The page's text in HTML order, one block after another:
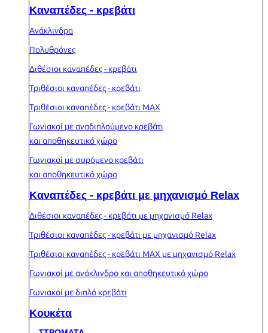
Καναπέδες - κρεβάτι
Ανάκλινδρα
Πολυθρόνες
Διθέσιοι καναπέδες - κρεβάτι
Τριθέσιοι καναπέδες - κρεβάτι
Τριθέσιοι καναπέδες - κρεβάτι MAX
Γωνιακοί με αναδιπλούμενο κρεβάτι
και αποθηκευτικό χώρο
Γωνιακοί με συρόμενο κρεβάτι
και αποθηκευτικό χώρο
Καναπέδες - κρεβάτι με μηχανισμό Relax
Διθέσιοι καναπέδες - κρεβάτι με μηχανισμό Relax
Τριθέσιοι καναπέδες - κρεβάτι με μηχανισμό Relax
Τριθέσιοι καναπέδες - κρεβάτι MAX με μηχανισμό Relax
Γωνιακοί με ανάκλινδρο και αποθηκευτικό χώρο
Γωνιακοί με διπλό κρεβάτι
Κουκέτα